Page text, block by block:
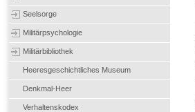
Seelsorge
Militärpsychologie
Militärbibliothek
Heeresgeschichtliches Museum
Denkmal-Heer
Verhaltenskodex